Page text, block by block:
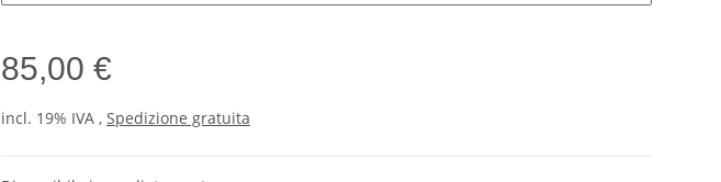
85,00 €
incl. 19% IVA , Spedizione gratuita